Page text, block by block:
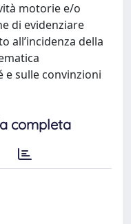
motorie e/o
di evidenziare
all’incidenza della
e sulle convinzioni
completa